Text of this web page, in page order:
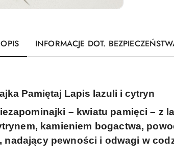
OPIS INFORMACJE DOT.
Pamiętaj Lapis lazuli i cytryn
– kwiatu pamięci – z
kamieniem bogactwa,
nadający pewności i odwagi w